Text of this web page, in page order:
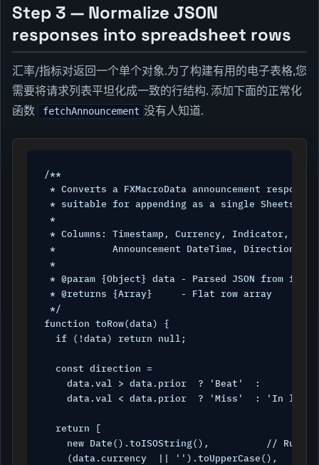
Step 3 — Normalize JSON
responses into spreadsheet rows
汇率/指标对返回一个单个对象.为了构建有用的电子表格,您
需要将请求列表平坦化成一致的行结构. 添加下面的正常化
函数
fetchAnnouncement 没有人知道.
/**
* Converts a FXMacroData announcement
* suitable for appending as a single Sheets
*
* Columns: Timestamp, Currency, Indicator,
*          Announcement DateTime, Direction
*
* @param {Object} data - Parsed JSON from
* @returns {Array}     - Flat row array
*/
function toRow(data) {
  if (!data) return null;
  const direction =
    data.val > data.prior  ? 'Beat'  :
data.val < data.prior  ? 'Miss'  : 'In
  return [
new Date().toISOString(),          // Run
    (data.currency  || '').toUpperCase(),